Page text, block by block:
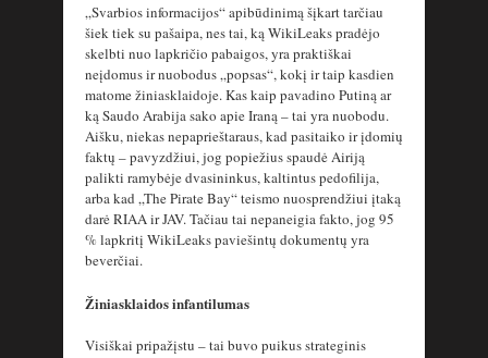
„Svarbios informacijos“ apibūdinimą šįkart tarčiau
šiek tiek su pašaipa, nes tai, ką WikiLeaks pradėjo
skelbti nuo lapkričio pabaigos, yra praktiškai
neįdomus ir nuobodus „popsas“, kokį ir taip kasdien
matome žiniasklaidoje. Kas kaip pavadino Putiną ar
ką Saudo Arabija sako apie Iraną – tai yra nuobodu.
Aišku, niekas nepaprieštaraus, kad pasitaiko ir įdomių
faktų – pavyzdžiui, jog popiežius spaudė Airiją
palikti ramybėje dvasininkus, kaltintus pedofilija,
arba kad „The Pirate Bay“ teismo nuosprendžiui įtaką
darė RIAA ir JAV. Tačiau tai nepaneigia fakto, jog 95
% lapkritį WikiLeaks paviešintų dokumentų yra
beverčiai.
Žiniasklaidos infantilumas
Visiškai pripažįstu – tai buvo puikus strateginis